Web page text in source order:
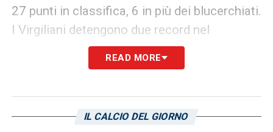
27 punti in classifica, 6 in più dei blucerchiati.
I Virgiliani detengono due record nel
campionato cadetto in questa stagione. In
particolare si tratta della squadra con il
passaggi medi a partita (ben 500).
READ MORE
IL CALCIO DEL GIORNO